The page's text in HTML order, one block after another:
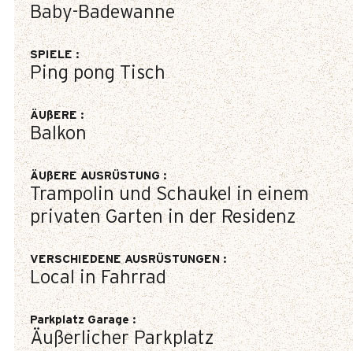
Baby-Badewanne
SPIELE:
Ping pong Tisch
ÄUßERE:
Balkon
ÄUßERE AUSRÜSTUNG:
Trampolin und Schaukel in einem
privaten Garten in der Residenz
VERSCHIEDENE AUSRÜSTUNGEN:
Local in Fahrrad
Parkplatz Garage:
Äußerlicher Parkplatz